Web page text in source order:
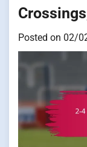
Posted on 02/